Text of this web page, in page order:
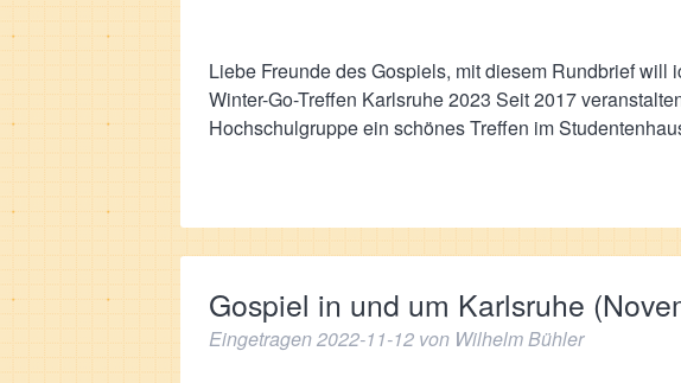
Liebe Freunde des Gospiels, mit diesem Rundbrief will
Winter-Go-Treffen Karlsruhe 2023 Seit 2017
Hochschulgruppe ein schönes Treffen im
Gospiel in und um Karlsruhe
Eingetragen2022-11-12 von Wilhelm Bühler